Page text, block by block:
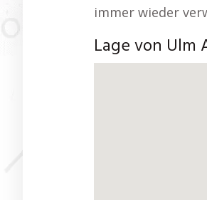
immer wieder
Lage von Ulm